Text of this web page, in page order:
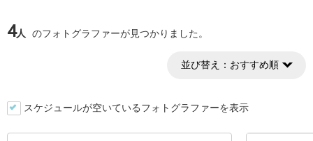
4人 のフォトグラファーが見つかりました。
並び替え： おすすめ順
スケジュールが空いているフォトグラファーを表示